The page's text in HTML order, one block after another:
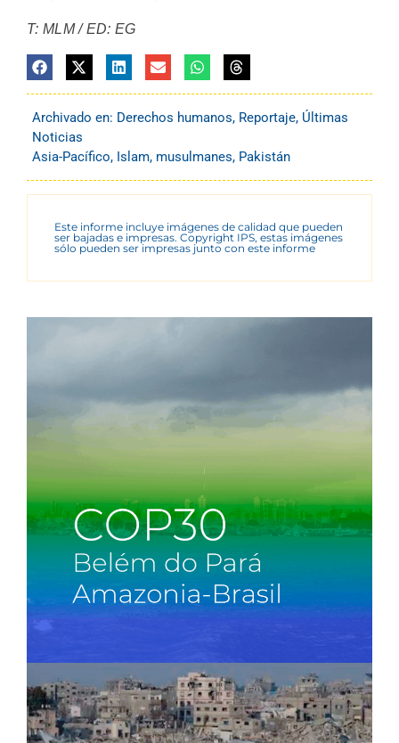
T: MLM / ED: EG
Archivado en: Derechos humanos, Reportaje, Últimas
Noticias
Asia-Pacífico, Islam, musulmanes, Pakistán
Este informe incluye imágenes de calidad que pueden
ser bajadas e impresas. Copyright IPS, estas imágenes
sólo pueden ser impresas junto con este informe